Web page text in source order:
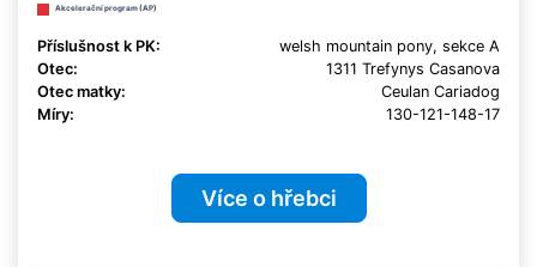
Akcelerační program (AP)
Příslušnost k PK:
welsh mountain pony, sekce A
Otec:
1311 Trefynys Casanova
Otec matky:
Ceulan Cariadog
Míry:
130-121-148-17
Více o hřebci